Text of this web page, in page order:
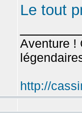
Le tout
Aventure !
http://